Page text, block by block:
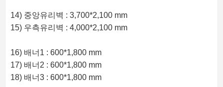
14) 중앙유리벽 : 3,700*2,100 mm
15) 우측유리벽 : 4,000*2,100 mm
16) 배너1 : 600*1,800 mm
17) 배너2 : 600*1,800 mm
18) 배너3 : 600*1,800 mm